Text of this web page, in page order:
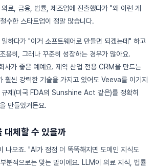
료, 금융, 법률, 제조업에 진출했다가 "왜 이런 게
수한 스타트업이 정말 많습니다.
하다가 "이거 소프트웨어로 만들면 되겠는데" 하고
용히, 그러나 꾸준히 성장하는 경우가 많아요.
가 좋은 예예요. 제약 산업 전용 CRM을 만드는
씬 강력한 기술을 가지고 있어도 Veeva를 이기지
규제(미국 FDA의 Sunshine Act 같은)를 정확히
만들었거든요.
대체할 수 있을까
나오죠. "AI가 점점 더 똑똑해지면 도메인 지식도
분적으로는 맞는 말이에요. LLM이 의료 지식, 법률